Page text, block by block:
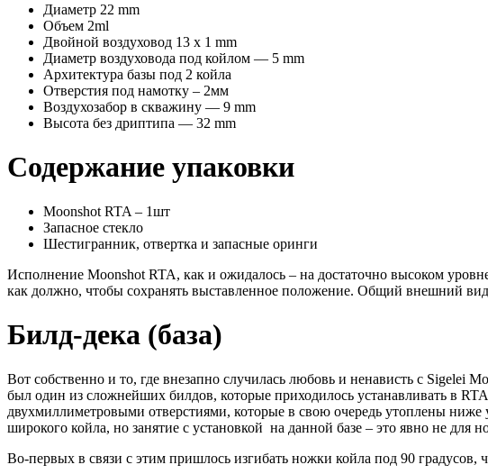
Диаметр 22 mm
Объем 2ml
Двойной воздуховод 13 x 1 mm
Диаметр воздуховода под койлом — 5 mm
Архитектура базы под 2 койла
Отверстия под намотку – 2мм
Воздухозабор в скважину — 9 mm
Высота без дриптипа — 32 mm
Содержание упаковки
Moonshot RTA – 1шт
Запасное стекло
Шестигранник, отвертка и запасные оринги
Исполнение Moonshot RTA, как и ожидалось – на достаточно высоком
как должно, чтобы сохранять выставленное положение. Общий внешний
Билд-дека (база)
Вот собственно и то, где внезапно случилась любовь и ненависть с Sigelei
был один из сложнейших билдов, которые приходилось устанавливать в
двухмиллиметровыми отверстиями, которые в свою очередь утоплены
широкого койла, но занятие с установкой на данной базе – это явно не для
Во-первых в связи с этим пришлось изгибать ножки койла под 90